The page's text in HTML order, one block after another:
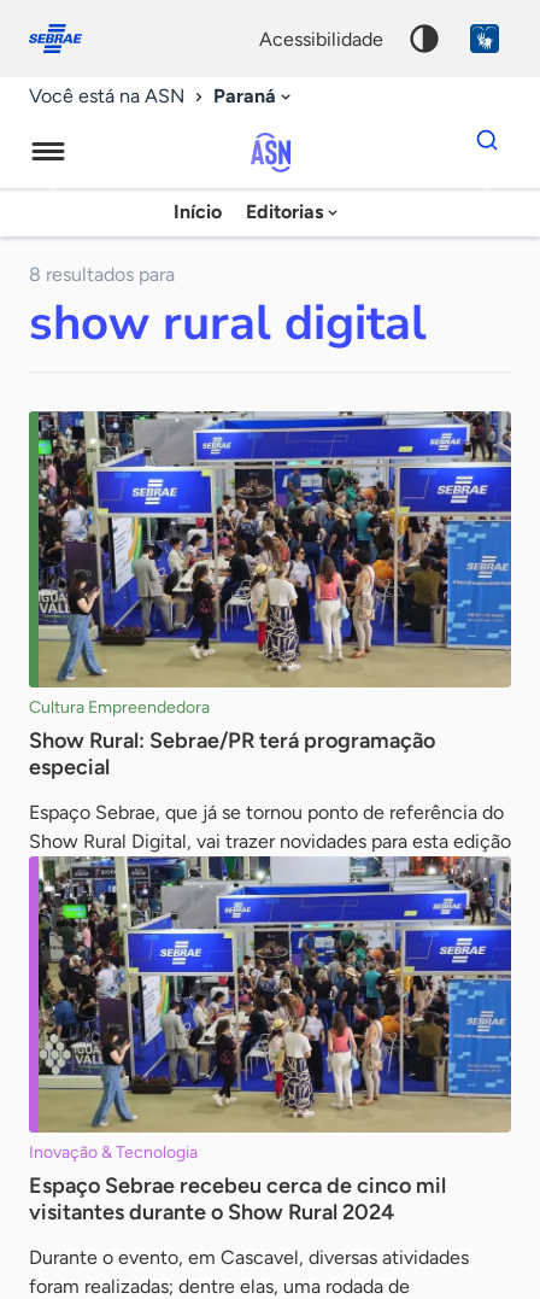
conosco
acessibilidade
Você está na ASN Paraná
Agência
Sebrae
Notícias
Início Editorias
Dados
para
chave
8 resultados para
show rural digital
Cultura Empreendedora
Show Rural: Sebrae/PR terá programação
especial
Espaço Sebrae, que já se tornou ponto de referência do
Show Rural Digital, vai trazer novidades para esta edição
Inovação & Tecnologia
Espaço Sebrae recebeu cerca de cinco mil
visitantes durante o Show Rural 2024
Durante o evento, em Cascavel, diversas atividades
foram realizadas; dentre elas, uma rodada de